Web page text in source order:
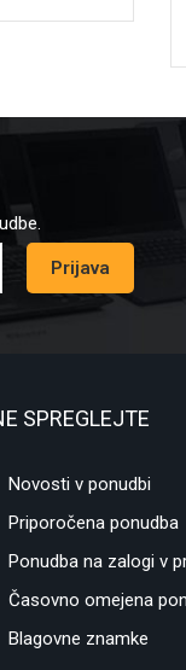
Prijava
SPREGLEJTE
Novosti v ponudbi
Priporočena ponudba
Ponudba na zalogi v
Časovno omejena
Blagovne znamke